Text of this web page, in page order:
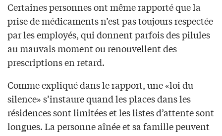
Certaines personnes ont même rapporté que la
prise de médicaments n’est pas toujours respectée
par les employés, qui donnent parfois des pilules
au mauvais moment ou renouvellent des
prescriptions en retard.
Comme expliqué dans le rapport, une «loi du
silence» s’instaure quand les places dans les
résidences sont limitées et les listes d’attente sont
longues. La personne aînée et sa famille peuvent